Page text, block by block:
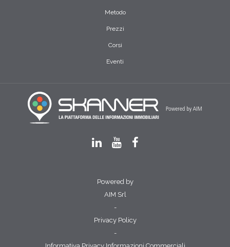
Metodo
Prezzi
Corsi
Eventi
Powered by
AIM Srl
-
Privacy Policy
-